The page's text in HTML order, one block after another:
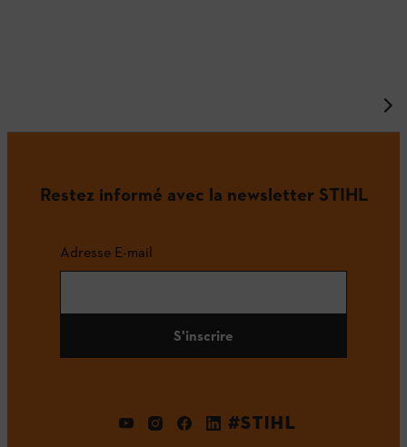
Restez informé avec la newsletter STIHL
Adresse E-mail
S'inscrire
#STIHL